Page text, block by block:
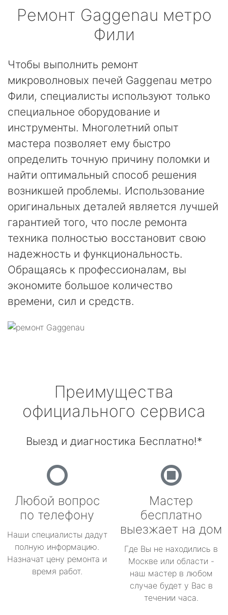
Ремонт Gaggenau метро
Фили
Чтобы выполнить ремонт
микроволновых печей Gaggenau метро
Фили, специалисты используют только
специальное оборудование и
инструменты. Многолетний опыт
мастера позволяет ему быстро
определить точную причину поломки и
найти оптимальный способ решения
возникшей проблемы. Использование
оригинальных деталей является лучшей
гарантией того, что после ремонта
техника полностью восстановит свою
надежность и функциональность.
Обращаясь к профессионалам, вы
экономите большое количество
времени, сил и средств.
Преимущества
официального сервиса
Выезд и диагностика Бесплатно!*
Любой вопрос
по телефону
Наши специалисты дадут
полную информацию.
Назначат цену ремонта и
время работ.
Мастер
бесплатно
выезжает на дом
Где Вы не находились в
Москве или области -
наш мастер в любом
случае будет у Вас в
течении часа.